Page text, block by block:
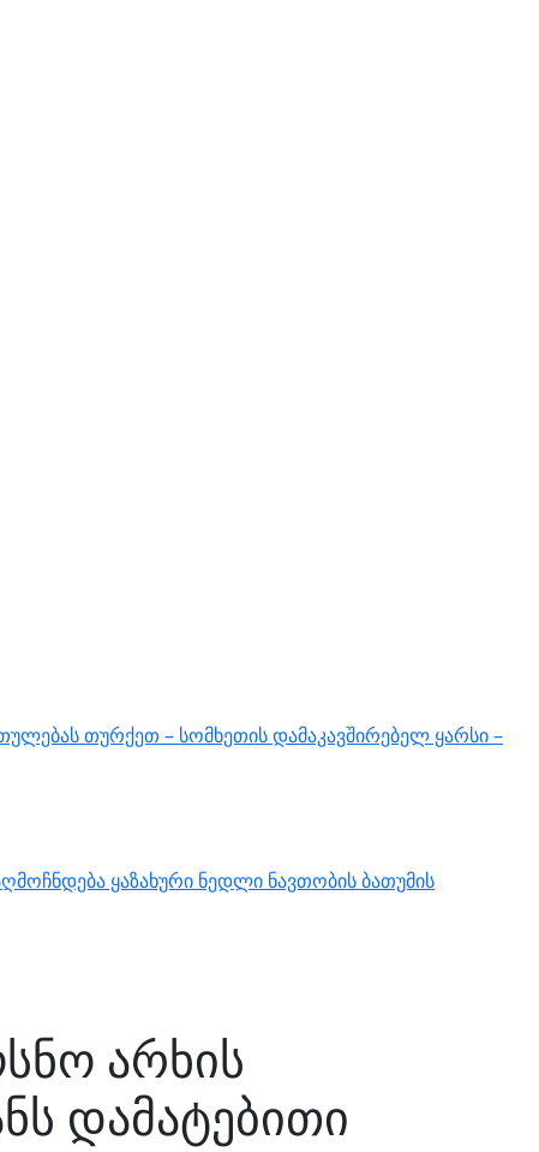
თურქეთ – სომხეთის დამაკავშირებელ ყარსი –
ყაზახური ნედლი ნავთობის ბათუმის
არხის
დამატებითი